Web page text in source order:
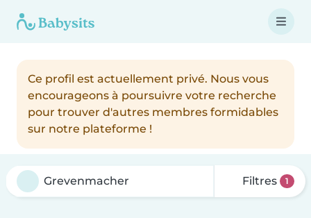
Ce profil est actuellement privé. Nous vous
encourageons à poursuivre votre recherche
pour trouver d'autres membres formidables
sur notre plateforme !
Filtres 1